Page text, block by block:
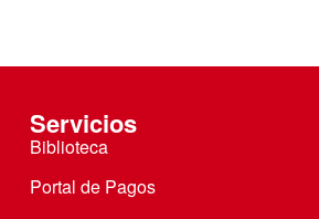
Servicios
Biblioteca
Portal de Pagos